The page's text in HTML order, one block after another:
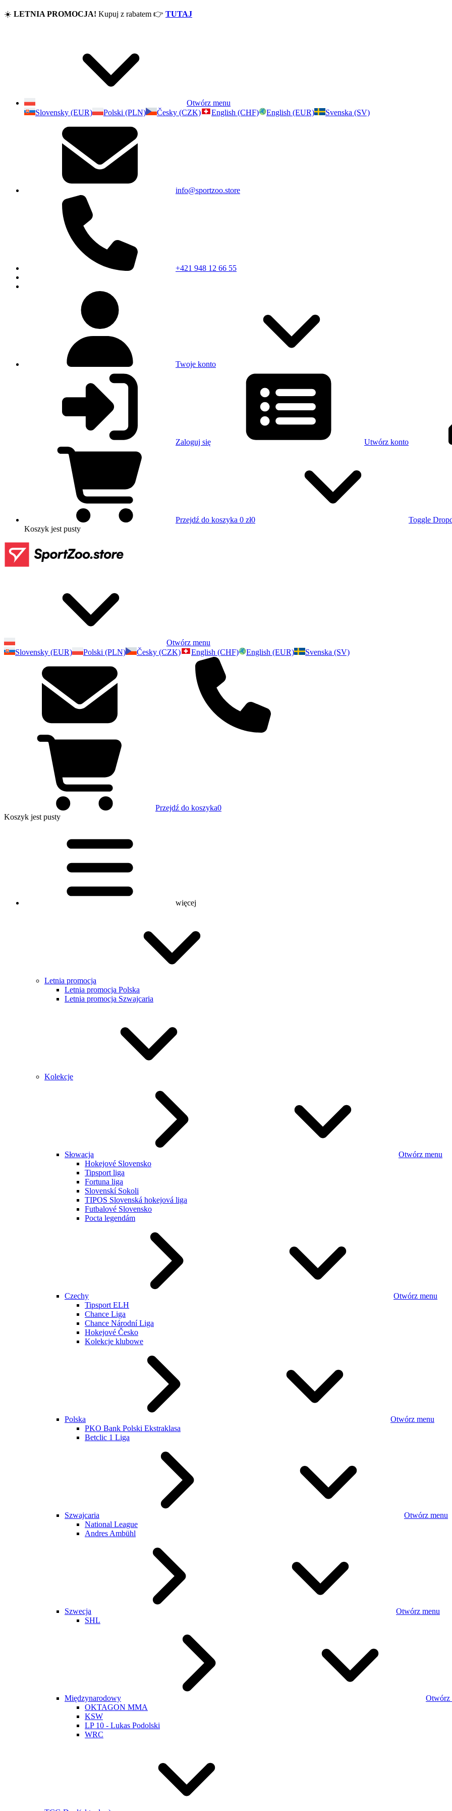
☀️ LETNIA PROMOCJA! Kupuj z rabatem 👉 TUTAJ
Otwórz menu
Slovensky (EUR)
Polski (PLN) Česky (CZK) English (CHF) English (EUR) Svenska (SV)
info@sportzoo.store
+421 948 12 66 55
Twoje konto
Zaloguj się Utwórz konto
Przejdź do koszyka 0 zł0
Toggle
Koszyk jest pusty
Otwórz menu
Slovensky (EUR)
Polski (PLN) Česky (CZK) English (CHF) English (EUR) Svenska (SV)
Przejdź do koszyka0
Koszyk jest pusty
więcej
Letnia promocja
Letnia promocja Polska
Letnia promocja Szwajcaria
Kolekcje
Słowacja
Otwórz menu
Hokejové Slovensko
Tipsport liga
Fortuna liga
Slovenskí Sokoli
TIPOS Slovenská hokejová liga
Futbalové Slovensko
Pocta legendám
Czechy
Otwórz menu
Tipsport ELH
Chance Liga
Chance Národní Liga
Hokejové Česko
Kolekcje klubowe
Polska
Otwórz menu
PKO Bank Polski Ekstraklasa
Betclic 1 Liga
Szwajcaria
Otwórz menu
National League
Andres Ambühl
Szwecja
Otwórz menu
SHL
Międzynarodowy
Otwórz
OKTAGON MMA
KSW
LP 10 - Lukas Podolski
WRC